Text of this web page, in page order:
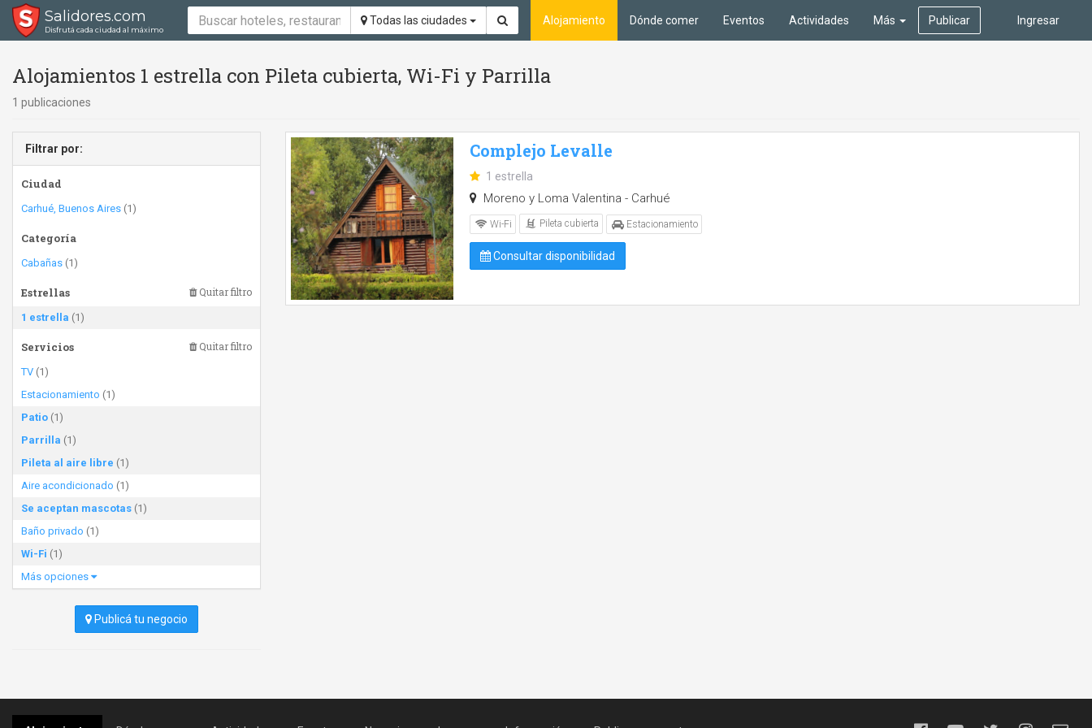
Salidores.com
Disfrutá cada ciudad al máximo
Todas las ciudades Ingresar
Alojamiento Dónde comer Eventos Actividades Más Publicar
Alojamientos 1 estrella con Pileta cubierta, Wi-Fi y Parrilla
1 publicaciones
Filtrar por:
Ciudad
Carhué, Buenos Aires (1)
Categoría
Cabañas (1)
Estrellas Quitar filtro
1 estrella (1)
Servicios Quitar filtro
TV (1)
Estacionamiento (1)
Patio (1)
Parrilla (1)
Pileta al aire libre (1)
Aire acondicionado (1)
Se aceptan mascotas (1)
Baño privado (1)
Wi-Fi (1)
Más opciones
Publicá tu negocio
Complejo Levalle
1 estrella
Moreno y Loma Valentina - Carhué
Wi-Fi Pileta cubierta Estacionamiento
Consultar disponibilidad